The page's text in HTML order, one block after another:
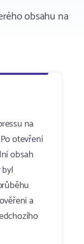
obsahu na
na
otevření
obsah
a